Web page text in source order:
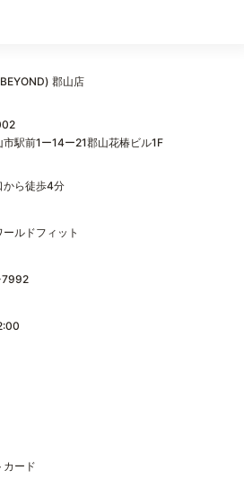
郡山店
市駅前1ー14ー21郡山花椿ビル1F
から徒歩4分
ルドフィット
カード